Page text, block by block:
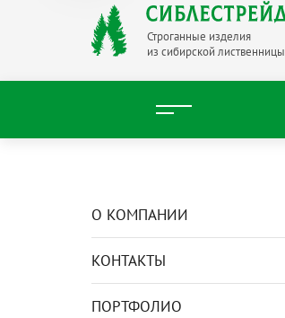
Строганные изделия
из сибирской лиственницы
О КОМПАНИИ
КОНТАКТЫ
ПОРТФОЛИО